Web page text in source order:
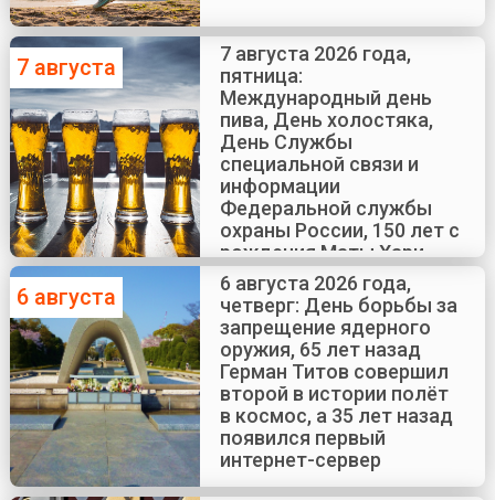
7 августа
7 августа 2026 года,
пятница:
Международный день
пива, День холостяка,
День Службы
специальной связи и
информации
Федеральной службы
охраны России, 150 лет с
рождения Маты Хари
6 августа
6 августа 2026 года,
четверг: День борьбы за
запрещение ядерного
оружия, 65 лет назад
Герман Титов совершил
второй в истории полёт
в космос, а 35 лет назад
появился первый
интернет-сервер